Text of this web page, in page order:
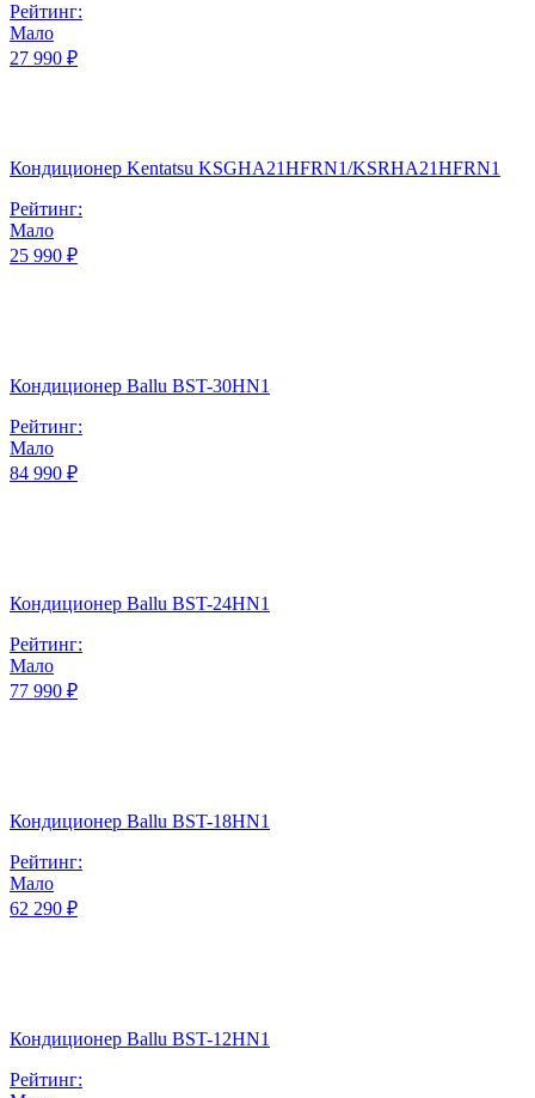
Рейтинг:
Мало
27 990 ₽
Кондиционер Kentatsu KSGHA21HFRN1/KSRHA21HFRN1
Рейтинг:
Мало
25 990 ₽
Кондиционер Ballu BST-30HN1
Рейтинг:
Мало
84 990 ₽
Кондиционер Ballu BST-24HN1
Рейтинг:
Мало
77 990 ₽
Кондиционер Ballu BST-18HN1
Рейтинг:
Мало
62 290 ₽
Кондиционер Ballu BST-12HN1
Рейтинг: